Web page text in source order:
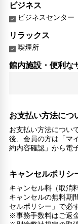
ビジネス
ビジネスセンター
リラックス
喫煙所
館内施設・便利な
対応言語
英語
日本語
24時間フロント対
自動販売機
共用ラウンジ/TV
禁煙
お支払い方法につ
お支払い方法につい
後、会員の方は「マ
約内容確認」から電
キャンセルポリシ
キャンセル料（取消
キャンセルの無料期
セルポリシー」で必
※事務手数料はご返